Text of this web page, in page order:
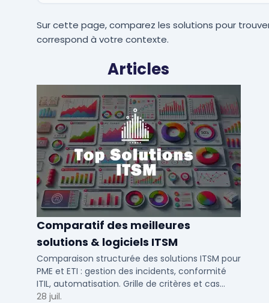
Sur cette page, comparez les solutions pour
correspond à votre contexte.
Articles
Comparatif des meilleures
solutions & logiciels ITSM
Comparaison structurée des solutions ITSM pour
PME et ETI : gestion des incidents, conformité
ITIL, automatisation. Grille de critères et cas
d'usage par taille d'entreprise.
28 juil.